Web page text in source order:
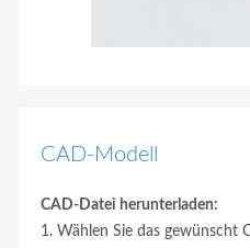
CAD-Modell
CAD-Datei herunterladen:
1. Wählen Sie das gewünscht